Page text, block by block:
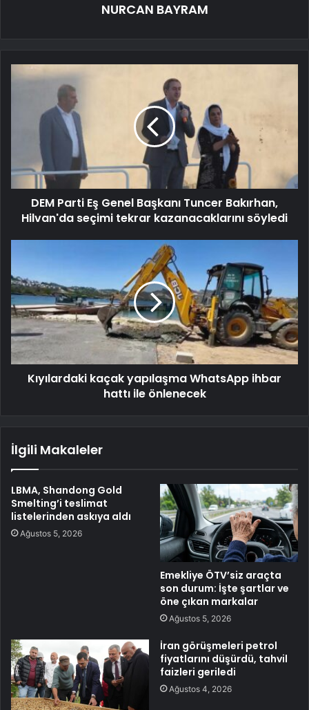
NURCAN BAYRAM
DEM Parti Eş Genel Başkanı Tuncer Bakırhan,
Hilvan'da seçimi tekrar kazanacaklarını söyledi
Kıyılardaki kaçak yapılaşma WhatsApp ihbar
hattı ile önlenecek
İlgili Makaleler
LBMA, Shandong Gold
Smelting’i teslimat
listelerinden askıya aldı
Ağustos 5, 2026
Emekliye ÖTV’siz araçta
son durum: İşte şartlar ve
öne çıkan markalar
Ağustos 5, 2026
İran görüşmeleri petrol
fiyatlarını düşürdü, tahvil
faizleri geriledi
Ağustos 4, 2026